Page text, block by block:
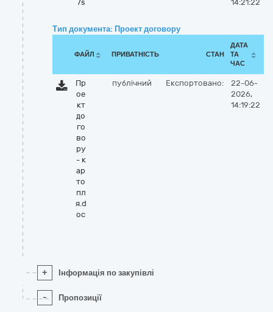
7s 14:21:22
Тип документа: Проект договору
ФАЙЛ ПРИВАТНІСТЬ СТАН
ДАТА
ТА
ЧАС
Пр
ое
кт
до
го
во
ру
- к
ар
то
пл
я.d
oc
публічний Експортовано:
22-06-
2026,
14:19:22
+ Інформація по закупівлі
- Пропозиції